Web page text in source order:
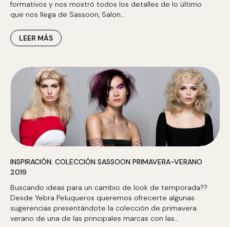
formativos y nos mostró todos los detalles de lo último
que nos llega de Sassoon, Salon…
LEER MÁS
INSPIRACIÓN: COLECCIÓN SASSOON PRIMAVERA-VERANO
2019
Buscando ideas para un cambio de look de temporada??
Desde Yebra Peluqueros queremos ofrecerte algunas
sugerencias presentándote la colección de primavera
verano de una de las principales marcas con las…